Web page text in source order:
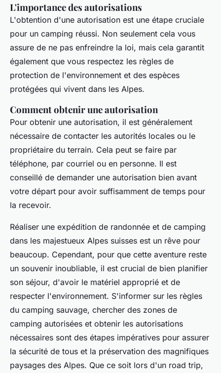
L'importance des autorisations
L'obtention d'une autorisation est une étape cruciale
pour un camping réussi. Non seulement cela vous
assure de ne pas enfreindre la loi, mais cela garantit
également que vous respectez les règles de
protection de l'environnement et des espèces
protégées qui vivent dans les Alpes.
Comment obtenir une autorisation
Pour obtenir une autorisation, il est généralement
nécessaire de contacter les autorités locales ou le
propriétaire du terrain. Cela peut se faire par
téléphone, par courriel ou en personne. Il est
conseillé de demander une autorisation bien avant
votre départ pour avoir suffisamment de temps pour
la recevoir.
Réaliser une expédition de randonnée et de camping
dans les majestueux Alpes suisses est un rêve pour
beaucoup. Cependant, pour que cette aventure reste
un souvenir inoubliable, il est crucial de bien planifier
son séjour, d'avoir le matériel approprié et de
respecter l'environnement. S'informer sur les règles
du camping sauvage, chercher des zones de
camping autorisées et obtenir les autorisations
nécessaires sont des étapes impératives pour assurer
la sécurité de tous et la préservation des magnifiques
paysages des Alpes. Que ce soit lors d'un road trip,